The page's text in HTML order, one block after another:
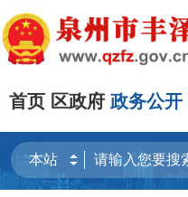
首页 区政府 政务公开